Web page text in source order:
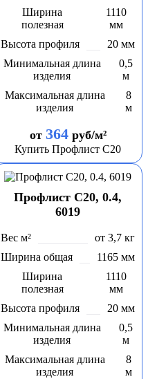
Ширина
полезная
1110
мм
Высота профиля
20 мм
Минимальная длина
изделия
0,5
м
Максимальная длина
изделия
8
м
от 364руб/м²
Купить Профлист С20
Профлист С20, 0.4,
6019
Вес м²
от 3,7 кг
Ширина общая
1165 мм
Ширина
полезная
1110
мм
Высота профиля
20 мм
Минимальная длина
изделия
0,5
м
Максимальная длина
изделия
8
м